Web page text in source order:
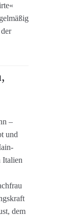
–
und
Italien
dem